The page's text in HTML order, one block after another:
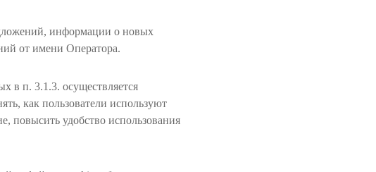
информации о новых
от имени Оператора.
в п. 3.1.3. осуществляется
как пользователи используют
повысить удобство использования